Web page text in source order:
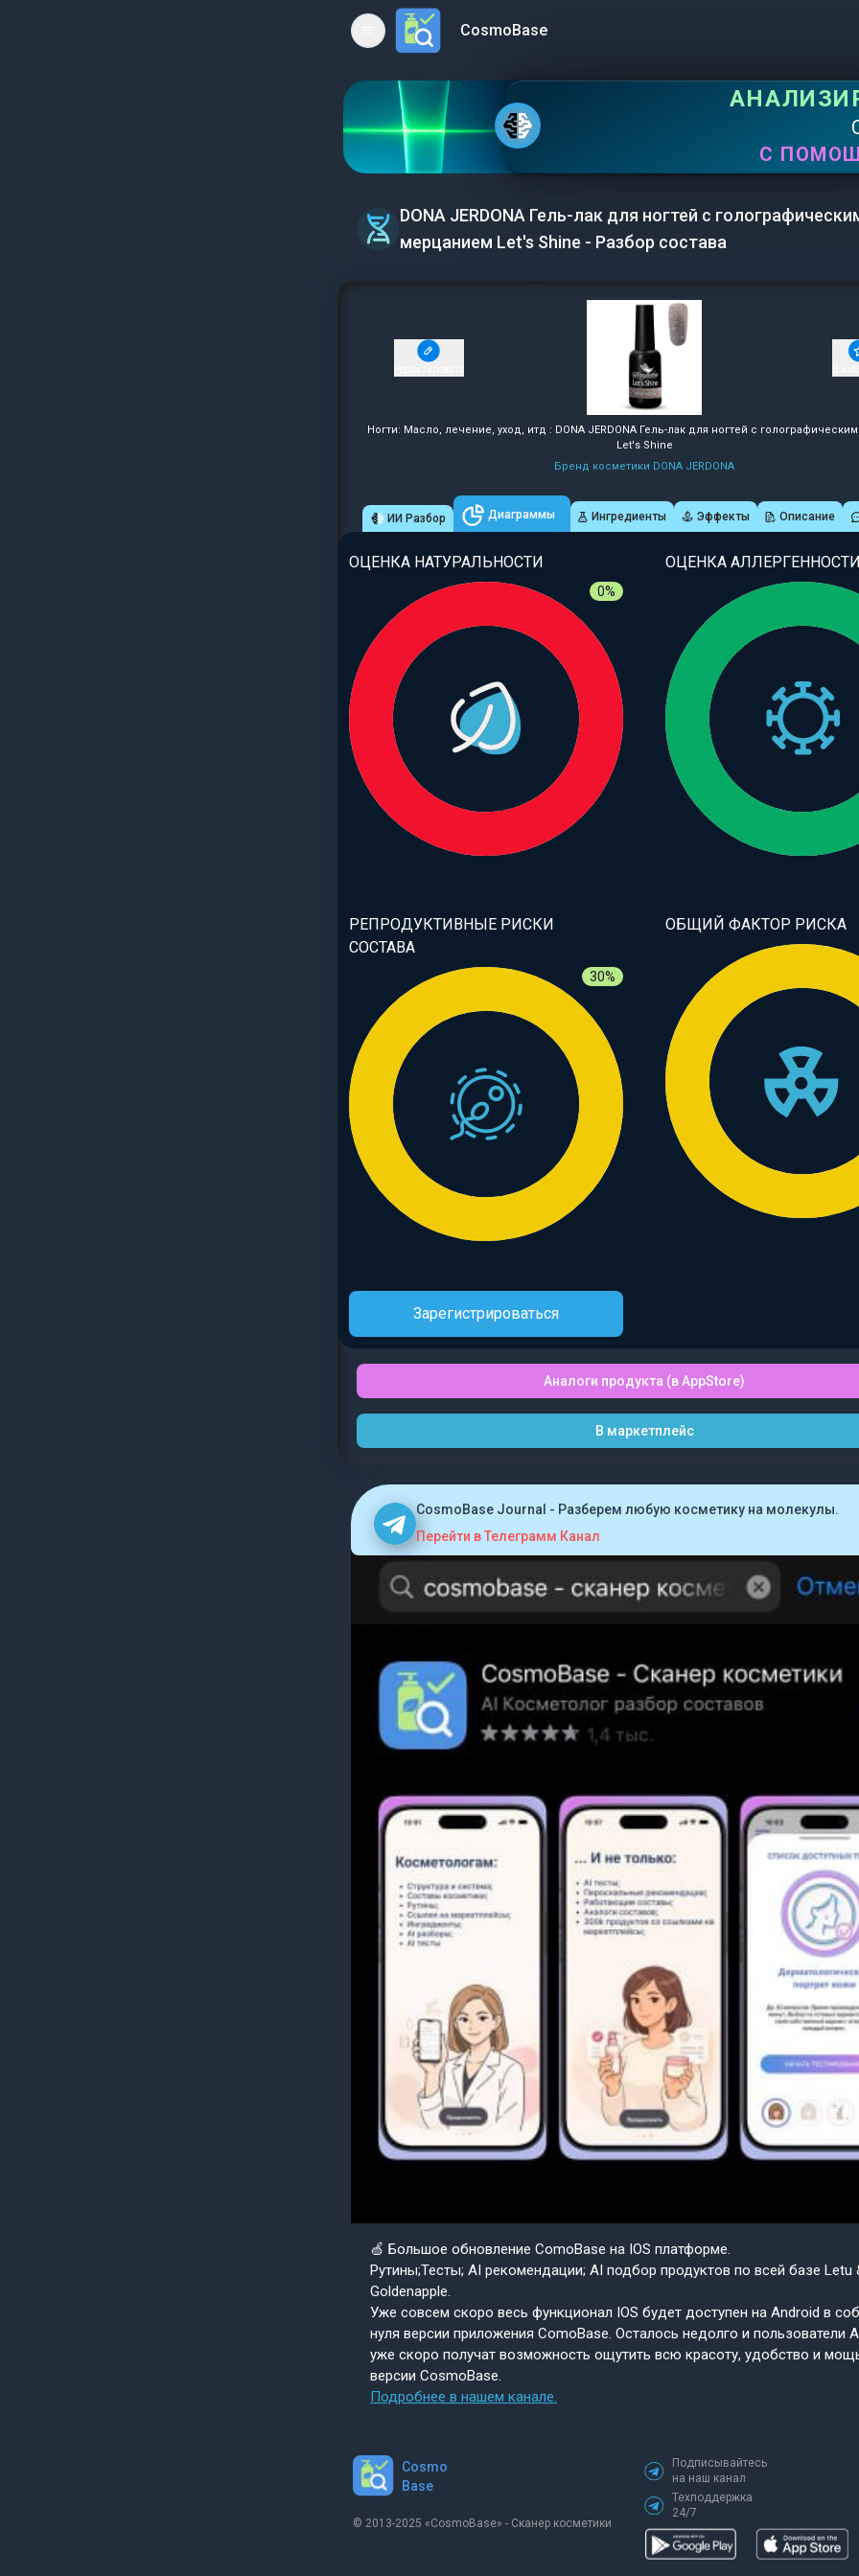
Open main menuCosmoBase
С
DONA JERDONA Гель-лак для ногтей с
мерцанием Let's Shine - Разбор состава
Ногти: Масло, лечение, уход, итд : DONA JERDONA Гель-лак для ногтей с
Let's Shine
Бренд косметики DONA JERDONA
ИИ Разбор Диаграммы Ингредиенты Эффекты Описание
ОЦЕНКА НАТУРАЛЬНОСТИ
0%
ОЦЕНКА
РЕПРОДУКТИВНЫЕ РИСКИ
СОСТАВА
30%
ОБЩИЙ ФАКТОР РИСКА
Зарегистрироваться
Аналоги продукта (в AppStore)
В маркетплейс
CosmoBase Journal - Разберем любую косметику на молекулы.
Перейти в Телеграмм Канал
🍏 Большое обновление ComoBase на IOS платформе.
Рутины;Тесты; AI рекомендации; AI подбор продуктов по всей базе Letu
Goldenapple.
Уже совсем скоро весь функционал IOS будет доступен на Android в
нуля версии приложения ComoBase. Осталось недолго и пользователи
уже скоро получат возможность ощутить всю красоту, удобство и
версии CosmoBase.
Подробнее в нашем канале.
Cosmo
Base
© 2013-2025 «СosmoBase» - Сканер косметики
Подписывайтесь
на наш канал
Техподдержка
24/7